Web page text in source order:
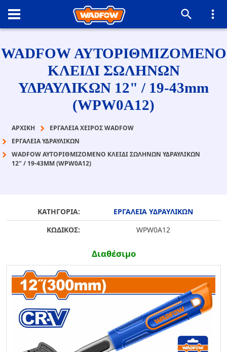
WADFOW ΑΥΤΟΡΙΘΜΙΖΟΜΕΝΟ
ΚΛΕΙΔΙ ΣΩΛΗΝΩΝ
ΥΔΡΑΥΛΙΚΩΝ 12" / 19-43mm
(WPW0A12)
ΑΡΧΙΚΉ
ΕΡΓΑΛΕΙΑ ΧΕΙΡΟΣ WADFOW
ΕΡΓΑΛΕΙΑ ΥΔΡΑΥΛΙΚΩΝ
WADFOW ΑΥΤΟΡΙΘΜΙΖΟΜΕΝΟ ΚΛΕΙΔΙ ΣΩΛΗΝΩΝ ΥΔΡΑΥΛΙΚΩΝ
12" / 19-43MM (WPW0A12)
ΚΑΤΗΓΟΡΙΑ:
ΕΡΓΑΛΕΙΑ ΥΔΡΑΥΛΙΚΩΝ
ΚΩΔΙΚΟΣ:
WPW0A12
Διαθέσιμο